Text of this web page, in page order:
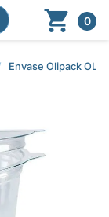
 0
Envase Olipack